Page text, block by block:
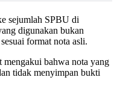
sejumlah SPBU di
digunakan bukan
format nota asli.
mengakui bahwa nota yang
tidak menyimpan bukti